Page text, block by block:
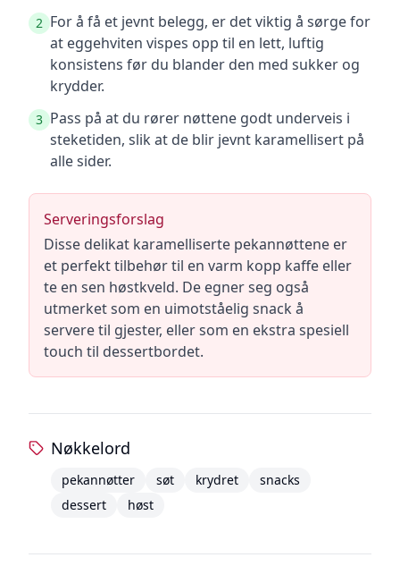
2 For å få et jevnt belegg, er det viktig å sørge for
at eggehviten vispes opp til en lett, luftig
konsistens før du blander den med sukker og
krydder.
3 Pass på at du rører nøttene godt underveis i
steketiden, slik at de blir jevnt karamellisert på
alle sider.
Serveringsforslag
Disse delikat karamelliserte pekannøttene er
et perfekt tilbehør til en varm kopp kaffe eller
te en sen høstkveld. De egner seg også
utmerket som en uimotståelig snack å
servere til gjester, eller som en ekstra spesiell
touch til dessertbordet.
Nøkkelord
pekannøtter søt krydret
snacks
dessert
høst